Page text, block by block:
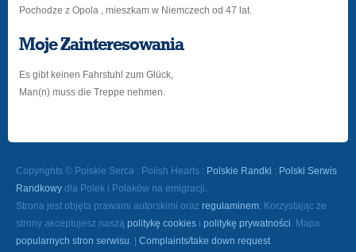
Pochodze z Opola , mieszkam w Niemczech od 47 lat.
Moje Zainteresowania
Es gibt keinen Fahrstuhl zum Glück,
Man(n) muss die Treppe nehmen.
Copyrights © Polskie Serca : Polish Hearts : Polskie Randki : Polski Serwis
Randkowy dla Polek i Polaków na emigracji.
Strona jest objęta prawami autorskimi oraz regulaminem. Korzystając ze
strony akceptujesz naszą politykę cookies i politykę prywatności. Mapa
popularnych stron serwisu. | Complaints/take down request